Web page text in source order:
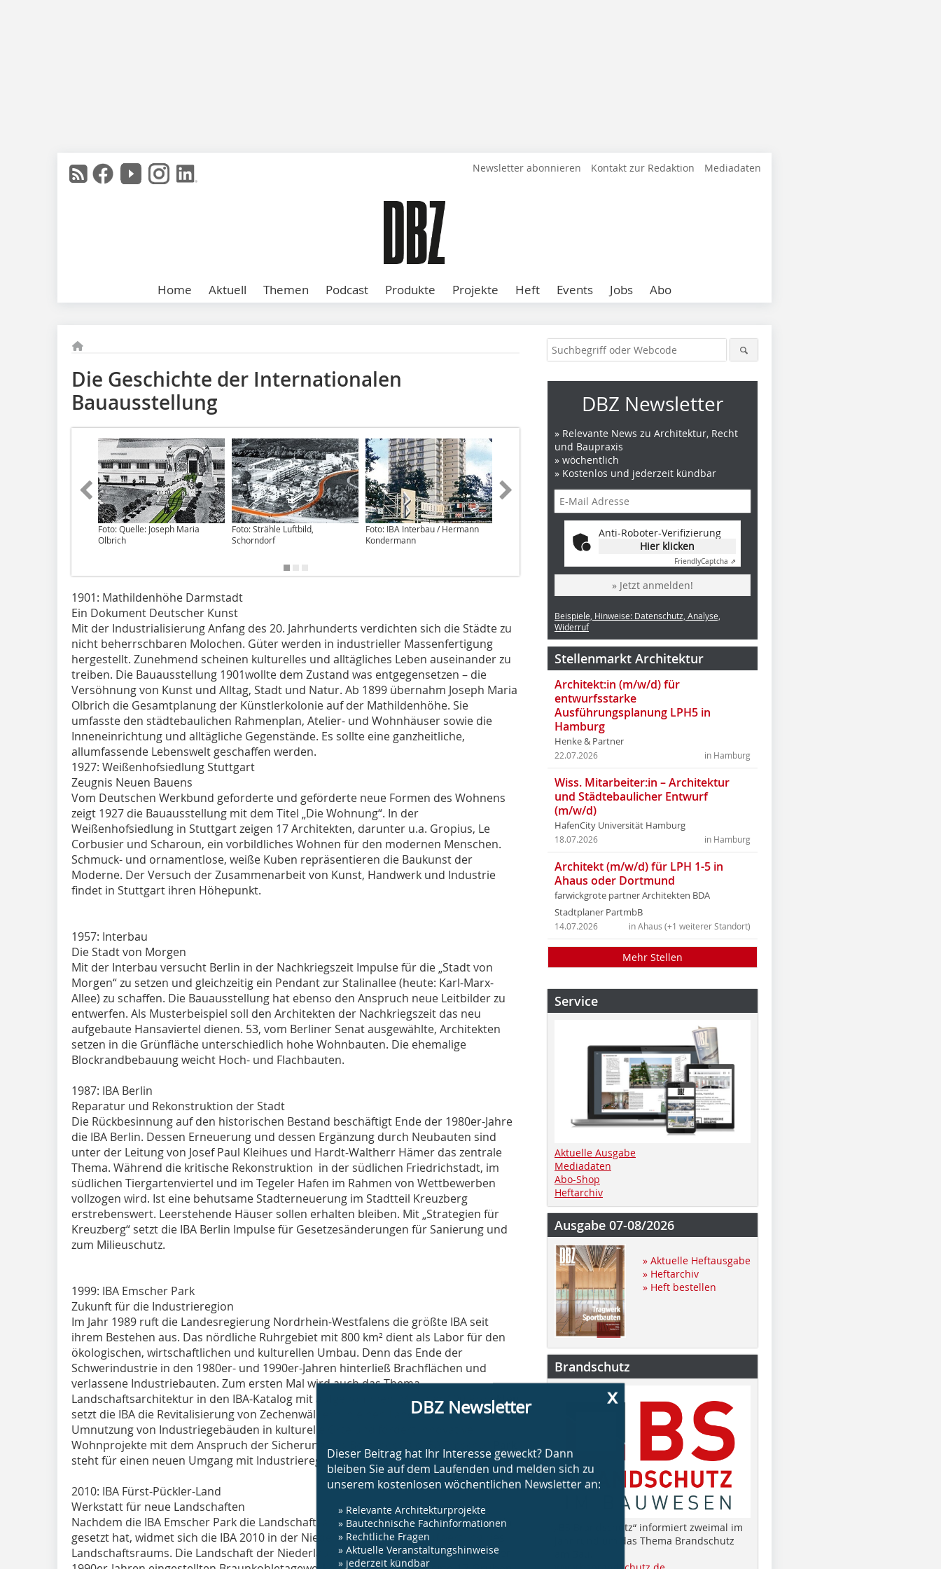
Newsletter abonnieren Kontakt zur Redaktion Mediadaten
Home Aktuell Themen Podcast Produkte Projekte Heft Events Jobs Abo
Die Geschichte der Internationalen
Bauausstellung
Foto: Quelle: Joseph Maria
Olbrich
Foto: Strähle Luftbild,
Schorndorf
Foto: IBA Interbau / Hermann
Kondermann
Foto: „Hardt-Waltherr Hämer.
Behutsame Stadterneuerung“,
Foto: IBA Emscher Park /
Michael Schwarze-Rodrian
1901: Mathildenhöhe Darmstadt
Ein Dokument Deutscher Kunst
Mit der Industrialisierung Anfang des 20. Jahrhunderts verdichten sich die Städte zu
nicht beherrschbaren Molochen. Güter werden in industrieller Massenfertigung
hergestellt. Zunehmend scheinen kulturelles und alltägliches Leben auseinander zu
treiben. Die Bauausstellung 1901wollte dem Zustand was entgegensetzen – die
Versöhnung von Kunst und Alltag, Stadt und Natur. Ab 1899 übernahm Joseph Maria
Olbrich die Gesamtplanung der Künstlerkolonie auf der Mathildenhöhe. Sie
umfasste den städtebaulichen Rahmenplan, Atelier- und Wohnhäuser sowie die
Inneneinrichtung und alltägliche Gegenstände. Es sollte eine ganzheitliche,
allumfassende Lebenswelt geschaffen werden.
1927: Weißenhofsiedlung Stuttgart
Zeugnis Neuen Bauens
Vom Deutschen Werkbund geforderte und geförderte neue Formen des Wohnens
zeigt 1927 die Bauausstellung mit dem Titel „Die Wohnung“. In der
Weißenhofsiedlung in Stuttgart zeigen 17 Architekten, darunter u.a. Gropius, Le
Corbusier und Scharoun, ein vorbildliches Wohnen für den modernen Menschen.
Schmuck- und ornamentlose, weiße Kuben repräsentieren die Baukunst der
Moderne. Der Versuch der Zusammenarbeit von Kunst, Handwerk und Industrie
findet in Stuttgart ihren Höhepunkt.
1957: Interbau
Die Stadt von Morgen
Mit der Interbau versucht Berlin in der Nachkriegszeit Impulse für die „Stadt von
Morgen“ zu setzen und gleichzeitig ein Pendant zur Stalinallee (heute: Karl-Marx-
Allee) zu schaffen. Die Bauausstellung hat ebenso den Anspruch neue Leitbilder zu
entwerfen. Als Musterbeispiel soll den Architekten der Nachkriegszeit das neu
aufgebaute Hansaviertel dienen. 53, vom Berliner Senat ausgewählte, Architekten
setzen in die Grünfläche unterschiedlich hohe Wohnbauten. Die ehemalige
Blockrandbebauung weicht Hoch- und Flachbauten.
1987: IBA Berlin
Reparatur und Rekonstruktion der Stadt
Die Rückbesinnung auf den historischen Bestand beschäftigt Ende der 1980er-Jahre
die IBA Berlin. Dessen Erneuerung und dessen Ergänzung durch Neubauten sind
unter der Leitung von Josef Paul Kleihues und Hardt-Waltherr Hämer das zentrale
Thema. Während die kritische Rekonstruktion in der südlichen Friedrichstadt, im
südlichen Tiergartenviertel und im Tegeler Hafen im Rahmen von Wettbewerben
vollzogen wird. Ist eine behutsame Stadterneuerung im Stadtteil Kreuzberg
erstrebenswert. Leerstehende Häuser sollen erhalten bleiben. Mit „Strategien für
Kreuzberg“ setzt die IBA Berlin Impulse für Gesetzesänderungen für Sanierung und
zum Milieuschutz.
1999: IBA Emscher Park
Zukunft für die Industrieregion
Im Jahr 1989 ruft die Landesregierung Nordrhein-Westfalens die größte IBA seit
ihrem Bestehen aus. Das nördliche Ruhrgebiet mit 800 km² dient als Labor für den
ökologischen, wirtschaftlichen und kulturellen Umbau. Denn das Ende der
Schwerindustrie in den 1980er- und 1990er-Jahren hinterließ Brachflächen und
verlassene Industriebauten. Zum ersten Mal wird auch das Thema
Landschaftsarchitektur in den IBA-Katalog mit aufgenommen. Mit über 100 Projekten
setzt die IBA die Revitalisierung von Zechenwäldern in einen Landschaftspark um, die
Umnutzung von Industriegebäuden in kulturelle Orte und fördert innovative
Wohnprojekte mit dem Anspruch der Sicherung des Bestands. Die IBA Emscher Park
steht für einen neuen Umgang mit Industrieregionen und -anlagen.
2010: IBA Fürst-Pückler-Land
Werkstatt für neue Landschaften
Nachdem die IBA Emscher Park die Landschaftsarchitektur ebenfalls auf die Agenda
gesetzt hat, widmet sich die IBA 2010 in der Niederlausitz ganz der Aufwertung des
Landschaftsraums. Die Landschaft der Niederlausitz ist durchzogen von Anfang der
x
DBZ Newsletter
Dieser Beitrag hat Ihr Interesse geweckt? Dann
bleiben Sie auf dem Laufenden und melden sich zu
unserem kostenlosen wöchentlichen Newsletter an:
» Relevante Architekturprojekte
» Bautechnische Fachinformationen
» Rechtliche Fragen
» Aktuelle Veranstaltungshinweise
» jederzeit kündbar
DBZ Newsletter
» Relevante News zu Architektur, Recht
und Baupraxis
» wöchentlich
» Kostenlos und jederzeit kündbar
Anti-Roboter-Verifizierung
Hier klicken
FriendlyCaptcha ⇗
» Jetzt anmelden!
Beispiele, Hinweise: Datenschutz, Analyse,
Widerruf
Stellenmarkt Architektur
Architekt:in (m/w/d) für
entwurfsstarke
Ausführungsplanung LPH5 in
Hamburg
Henke & Partner
in Hamburg
22.07.2026
Wiss. Mitarbeiter:in – Architektur
und Städtebaulicher Entwurf
(m/w/d)
HafenCity Universität Hamburg
in Hamburg
18.07.2026
Architekt (m/w/d) für LPH 1-5 in
Ahaus oder Dortmund
farwickgrote partner Architekten BDA
Stadtplaner PartmbB
in Ahaus (+1 weiterer Standort)
14.07.2026
Mehr Stellen
Service
Aktuelle Ausgabe
Mediadaten
Abo-Shop
Heftarchiv
Ausgabe 07-08/2026
» Aktuelle Heftausgabe
» Heftarchiv
» Heft bestellen
Brandschutz
„BS Brandschutz“ informiert zweimal im
Jahr rund um das Thema Brandschutz